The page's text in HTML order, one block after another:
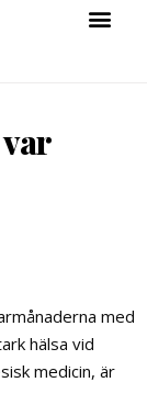
med
hälsa vid
medicin, är